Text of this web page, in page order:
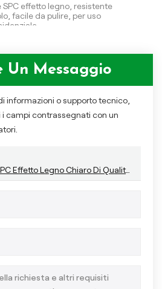
SPC effetto legno, resistente
facile da pulire, per uso
Un Messaggio
informazioni o supporto tecnico,
campi contrassegnati con un
Pavimento In Vinile SPC Effetto Legno Chiaro Di Qualità Commerciale, Durevole, Per Uso Residenziale Di Progetti